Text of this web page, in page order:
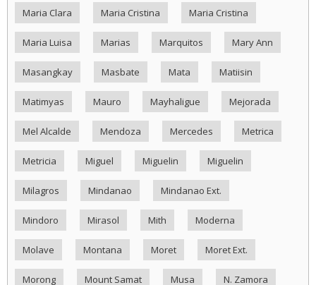
Maria Clara Maria Cristina Maria Cristina
Maria Luisa Marias Marquitos Mary Ann
Masangkay Masbate Mata Matiisin
Matimyas Mauro Mayhaligue Mejorada
Mel Alcalde Mendoza Mercedes Metrica
Metricia Miguel Miguelin Miguelin
Milagros Mindanao Mindanao Ext.
Mindoro Mirasol Mith Moderna
Molave Montana Moret Moret Ext.
Morong Mount Samat Musa N. Zamora